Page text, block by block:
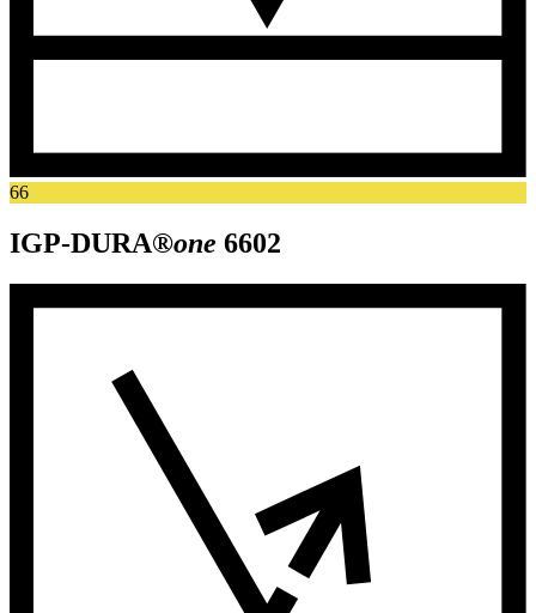
66
IGP-DURA®one 6602